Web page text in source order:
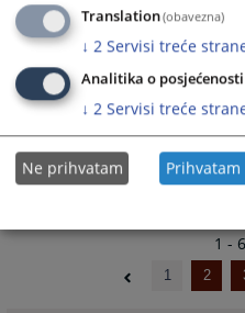
changing
dates.
29.12.2025.
Odluka o izboru
periodičnog ljekarskog
1 -
1 2
Translation(obavezna)
↓ 2 Servisi treće
Analitika o
↓ 2 Servisi treće
Ne prihvatam